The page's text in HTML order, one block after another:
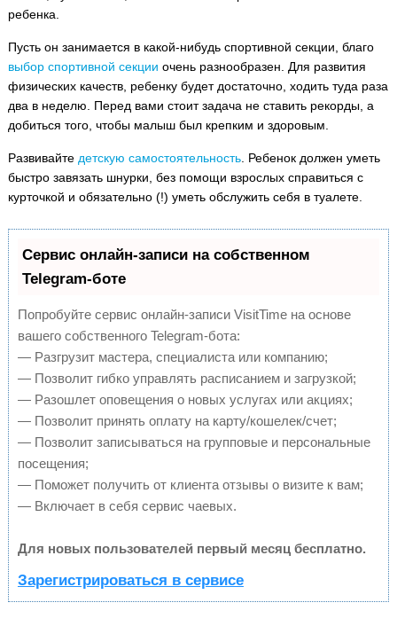
ребенка.
Пусть он занимается в какой-нибудь спортивной секции, благо
выбор спортивной секции очень разнообразен. Для развития
физических качеств, ребенку будет достаточно, ходить туда раза
два в неделю. Перед вами стоит задача не ставить рекорды, а
добиться того, чтобы малыш был крепким и здоровым.
Развивайте детскую самостоятельность. Ребенок должен уметь
быстро завязать шнурки, без помощи взрослых справиться с
курточкой и обязательно (!) уметь обслужить себя в туалете.
Сервис онлайн-записи на собственном
Telegram-боте
Попробуйте сервис онлайн-записи VisitTime на основе
вашего собственного Telegram-бота:
— Разгрузит мастера, специалиста или компанию;
— Позволит гибко управлять расписанием и загрузкой;
— Разошлет оповещения о новых услугах или акциях;
— Позволит принять оплату на карту/кошелек/счет;
— Позволит записываться на групповые и персональные
посещения;
— Поможет получить от клиента отзывы о визите к вам;
— Включает в себя сервис чаевых.
Для новых пользователей первый месяц бесплатно.
Зарегистрироваться в сервисе